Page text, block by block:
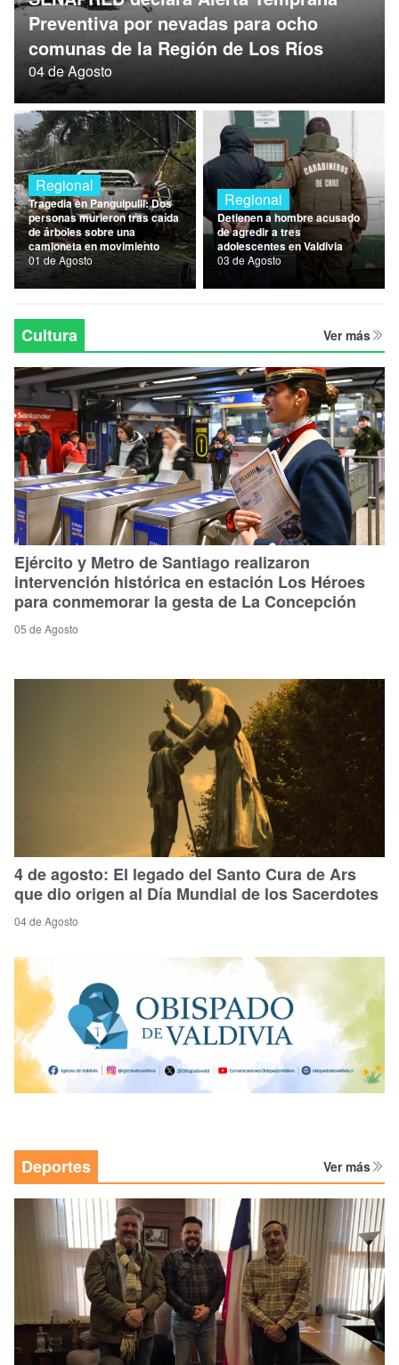
Nacional
Política
Preventiva por nevadas para ocho
comunas de la Región de Los Ríos
04 de Agosto
Regional
Tragedia en Panguipulli: Dos
personas murieron tras caída
de árboles sobre una
camioneta en movimiento
01 de Agosto
Regional
Detienen a hombre acusado
de agredir a tres
adolescentes en Valdivia
03 de Agosto
Cultura Ver más
Ejército y Metro de Santiago realizaron
intervención histórica en estación Los Héroes
para conmemorar la gesta de La Concepción
05 de Agosto
4 de agosto: El legado del Santo Cura de Ars
que dio origen al Día Mundial de los Sacerdotes
04 de Agosto
Deportes Ver más